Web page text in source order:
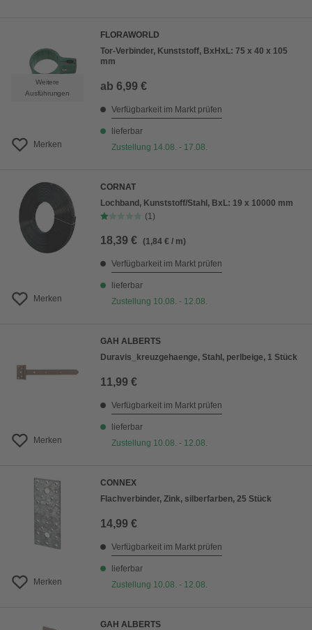
Weitere
Ausführungen
Merken
FLORAWORLD
Tor-Verbinder, Kunststoff, BxHxL: 75 x 40 x 105
mm
ab 6,99 €
Verfügbarkeit im Markt prüfen
lieferbar
Zustellung 14.08. - 17.08.
Merken
CORNAT
Lochband, Kunststoff/Stahl, BxL: 19 x 10000 mm
(1)
18,39 € (1,84 € / m)
Verfügbarkeit im Markt prüfen
lieferbar
Zustellung 10.08. - 12.08.
Merken
GAH ALBERTS
Duravis_kreuzgehaenge, Stahl, perlbeige, 1 Stück
11,99 €
Verfügbarkeit im Markt prüfen
lieferbar
Zustellung 10.08. - 12.08.
Merken
CONNEX
Flachverbinder, Zink, silberfarben, 25 Stück
14,99 €
Verfügbarkeit im Markt prüfen
lieferbar
Zustellung 10.08. - 12.08.
GAH ALBERTS